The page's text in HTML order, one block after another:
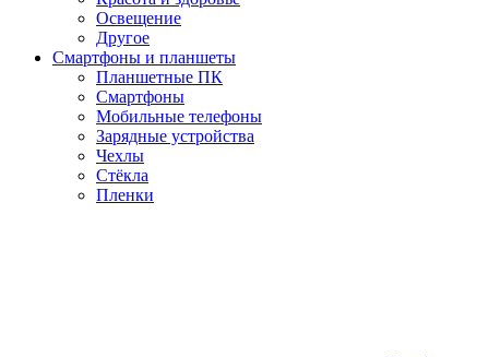
Освещение
Другое
Смартфоны и планшеты
Планшетные ПК
Смартфоны
Мобильные телефоны
Зарядные устройства
Чехлы
Стёкла
Пленки